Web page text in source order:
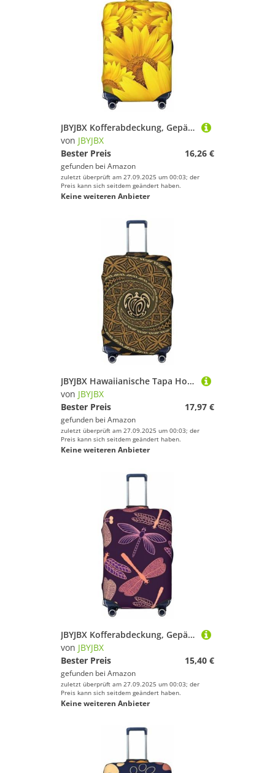
suchst, stöbere doch einfach ja nach Deiner Sportart
in der jeweiligen Sportabteilung - wir haben für fast
jeden Sport ein breites Angebot - vom
Fitness undBoxen
wünschen wir Dir viel Spaß und Erfolg mit Deinem
JBYJBX Kofferabdeckung, Gepäckschutz, Sonnenblumen-Druck, waschbar, elastisch, modische Reiseausrüstung, Schwarz, Medium
von JBYJBX
Bester Preis
16,26 €
gefunden bei Amazon
zuletzt überprüft am 27.09.2025 um 00:03; der
Preis kann sich seitdem geändert haben.
Keine weiteren Anbieter
JBYJBX Hawaiianische Tapa Honu Schildkröte Druck Kofferhülle Gepäckschutz Waschbar Elastisch Modische Reiseausrüstung Abdeckung, Schwarz, Large
von JBYJBX
Bester Preis
17,97 €
gefunden bei Amazon
zuletzt überprüft am 27.09.2025 um 00:03; der
Preis kann sich seitdem geändert haben.
Keine weiteren Anbieter
JBYJBX Kofferabdeckung, Gepäckschutz, waschbar, elastisch, modisch, mit Libellen-Motiv, Violett, Schwarz, Small
von JBYJBX
Bester Preis
15,40 €
gefunden bei Amazon
zuletzt überprüft am 27.09.2025 um 00:03; der
Preis kann sich seitdem geändert haben.
Keine weiteren Anbieter